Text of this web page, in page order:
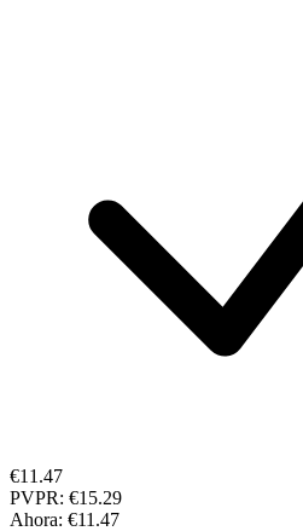
€11.47
PVPR: €15.29
Ahora: €11.47